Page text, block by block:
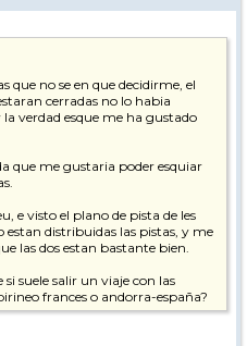
que no se en que decidirme, el
cerradas no lo habia
verdad esque me ha gustado
que me gustaria poder esquiar
e visto el plano de pista de les
distribuidas las pistas, y me
las dos estan bastante bien.
suele salir un viaje con las
frances o andorra-españa?